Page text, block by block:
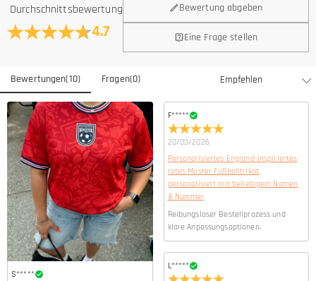
Durchschnittsbewertung
4.7
Bewertung abgeben
Eine Frage stellen
Bewertungen(10) Fragen(0)
S*****
F*****
20/03/2026
Personalisiertes England-inspiriertes
rotes Muster Fußballtrikot,
personalisiert mit beliebigem Namen
& Nummer
Reibungsloser Bestellprozess und
klare Anpassungsoptionen.
L*****